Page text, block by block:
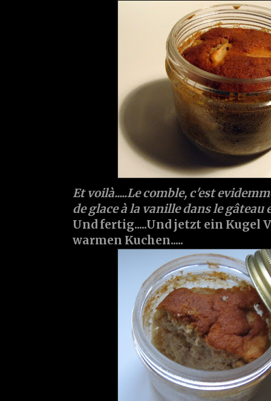
Et voilà.....Le comble, c'est
de glace à la vanille dans le gâteau
Und fertig.....Und jetzt ein Kugel
warmen Kuchen.....